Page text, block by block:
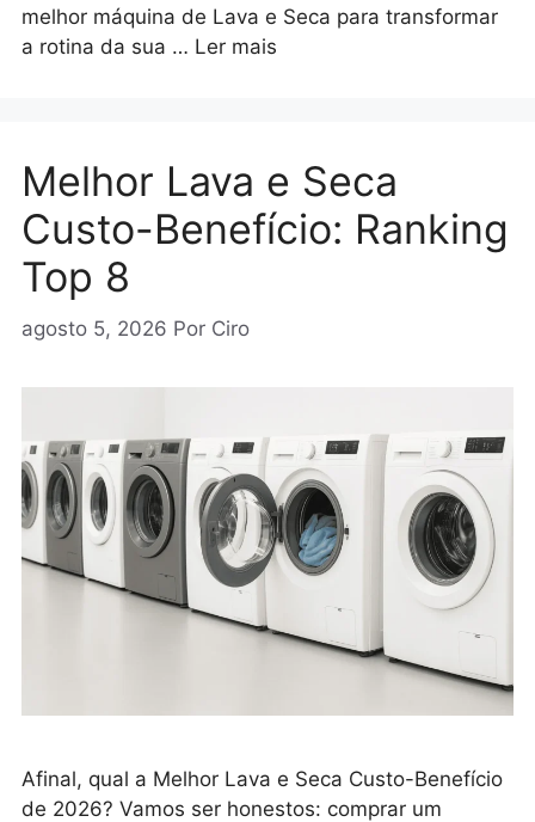
melhor máquina de Lava e Seca para transformar
a rotina da sua … Ler mais
Melhor Lava e Seca
Custo-Benefício: Ranking
Top 8
agosto 5, 2026 Por Ciro
Afinal, qual a Melhor Lava e Seca Custo-Benefício
de 2026? Vamos ser honestos: comprar um